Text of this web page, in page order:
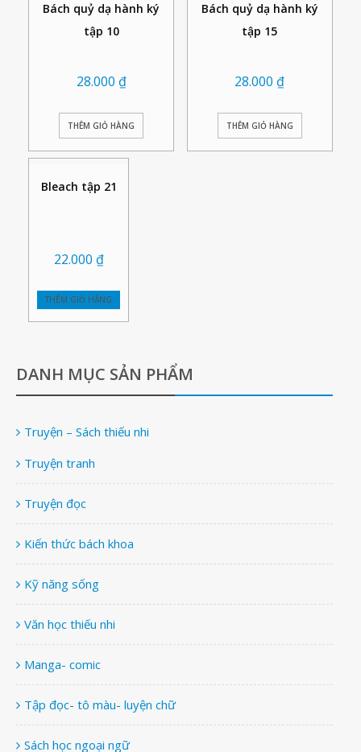
Bách quỷ dạ hành ký
tập 10
28.000 ₫
THÊM GIỎ HÀNG
Bách quỷ dạ hành ký
tập 15
28.000 ₫
THÊM GIỎ HÀNG
Bleach tập 21
22.000 ₫
THÊM GIỎ HÀNG
DANH MỤC SẢN PHẨM
Truyện – Sách thiếu nhi
Truyện tranh
Truyện đọc
Kiến thức bách khoa
Kỹ năng sống
Văn học thiếu nhi
Manga- comic
Tập đọc- tô màu- luyện chữ
Sách học ngoại ngữ